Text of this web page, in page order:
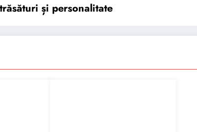
și personalitate